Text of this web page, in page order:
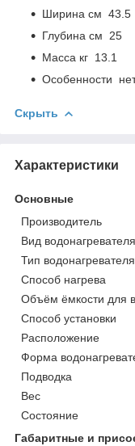
Ширина см 43.5
Глубина см 25
Масса кг 13.1
Особенности
Скрыть
Характеристики
Основные
Производитель
Вид водонагревателя
Тип водонагревателя
Способ нагрева
Объём ёмкости для
Способ установки
Расположение
Форма
Подводка
Вес
Состояние
Габаритные и